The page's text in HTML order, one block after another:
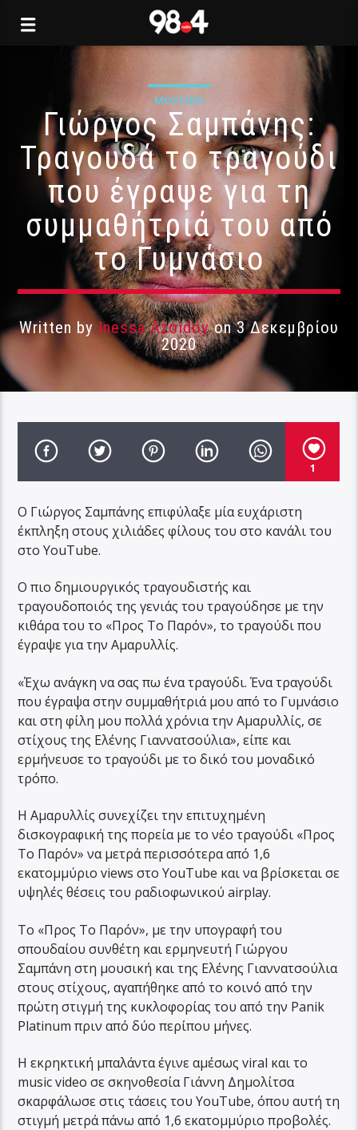
ΜΟΥΣΙΚΉ
Γιώργος Σαμπάνης:
Τραγουδά το τραγούδι
που έγραψε για τη
συμμαθήτριά του από
το Γυμνάσιο
Written byInessa Azoidoyon 3 Δεκεμβρίου
2020
1
Ο Γιώργος Σαμπάνης επιφύλαξε μία ευχάριστη
έκπληξη στους χιλιάδες φίλους του στο κανάλι του
στο YouTube.
Ο πιο δημιουργικός τραγουδιστής και
τραγουδοποιός της γενιάς του τραγούδησε με την
κιθάρα του το «Προς Το Παρόν», το τραγούδι που
έγραψε για την Αμαρυλλίς.
«Έχω ανάγκη να σας πω ένα τραγούδι. Ένα τραγούδι
που έγραψα στην συμμαθήτριά μου από το Γυμνάσιο
και στη φίλη μου πολλά χρόνια την Αμαρυλλίς, σε
στίχους της Ελένης Γιαννατσούλια», είπε και
ερμήνευσε το τραγούδι με το δικό του μοναδικό
τρόπο.
Η Αμαρυλλίς συνεχίζει την επιτυχημένη
δισκογραφική της πορεία με το νέο τραγούδι «Προς
Το Παρόν» να μετρά περισσότερα από 1,6
εκατομμύριο views στο YouTube και να βρίσκεται σε
υψηλές θέσεις του ραδιοφωνικού airplay.
Το «Προς Το Παρόν», με την υπογραφή του
σπουδαίου συνθέτη και ερμηνευτή Γιώργου
Σαμπάνη στη μουσική και της Ελένης Γιαννατσούλια
στους στίχους, αγαπήθηκε από το κοινό από την
πρώτη στιγμή της κυκλοφορίας του από την Panik
Platinum πριν από δύο περίπου μήνες.
Η εκρηκτική μπαλάντα έγινε αμέσως viral και το
music video σε σκηνοθεσία Γιάννη Δημολίτσα
σκαρφάλωσε στις τάσεις του YouTube, όπου αυτή τη
στιγμή μετρά πάνω από 1,6 εκατομμύριο προβολές.